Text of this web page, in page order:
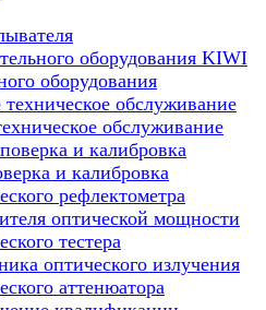
оборудования KIWI
оборудования
обслуживание
обслуживание
и калибровка
рефлектометра
оптической мощности
тестера
оптического излучения
аттенюатора